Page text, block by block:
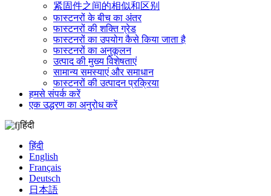
紧固件之间的相似和区别
फास्टनरों के बीच का अंतर
फास्टनरों की शक्ति ग्रेड
फास्टनरों का उपयोग कैसे किया जाता है
फास्टनरों का अनुकूलन
उत्पाद की मुख्य विशेषताएं
सामान्य समस्याएं और समाधान
फास्टनरों की उत्पादन प्रक्रिया
हमसे संपर्क करें
एक उद्धरण का अनुरोध करें
हिंदी
हिंदी
English
Français
Deutsch
日本語